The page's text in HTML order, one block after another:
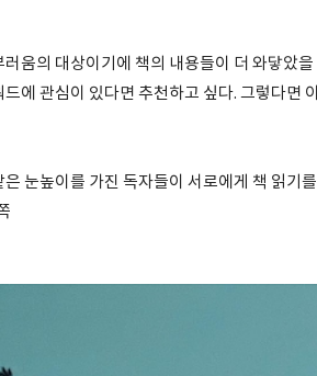
움의 대상이기에 책의 내용들이 더 와닿았을
에 관심이 있다면 추천하고 싶다. 그렇다면 이
눈높이를 가진 독자들이 서로에게 책 읽기를